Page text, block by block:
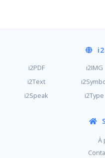
i2
i2PDF i2IMG
i2Text
i2Speak
i2Type
À